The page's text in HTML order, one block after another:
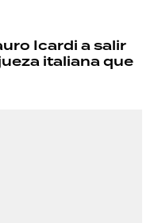
Icardi a salir
italiana que